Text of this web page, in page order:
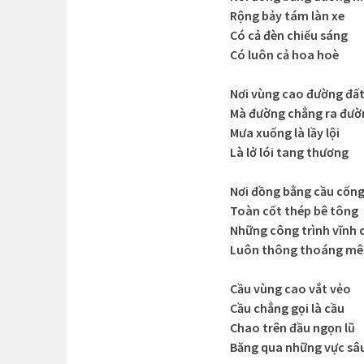
Rộng bảy tám làn xe
Có cả đèn chiếu sáng
Có luôn cả hoa hoè
Nơi vùng cao đường đất
Mà đường chẳng ra
Mưa xuống là lầy lội
Là lở lói tang thương
Nơi đồng bằng cầu cống
Toàn cốt thép bê tông
Những công trình vĩnh
Luôn thông thoáng
Cầu vùng cao vắt vẻo
Cầu chẳng gọi là cầu
Chao trên đầu ngọn lũ
Băng qua những vực